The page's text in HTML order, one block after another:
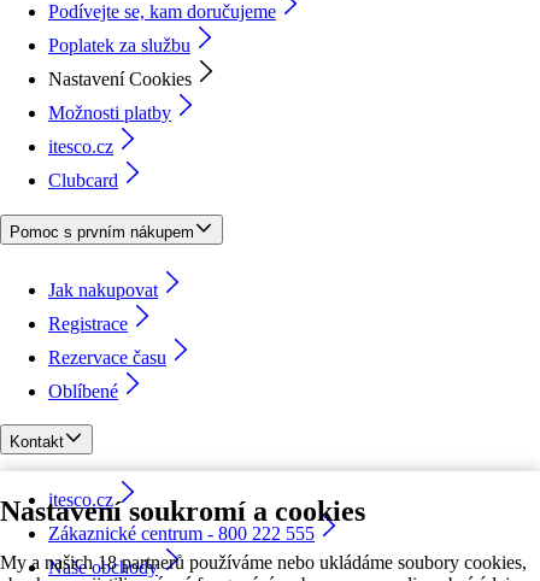
Nastavení soukromí a cookies
My a našich 18 partnerů používáme nebo ukládáme soubory cookies,
Podívejte se, kam doručujeme
Poplatek za službu
Nastavení Cookies
Možnosti platby
itesco.cz
Clubcard
Pomoc s prvním nákupem
Jak nakupovat
Registrace
Rezervace času
Oblíbené
Kontakt
itesco.cz
Zákaznické centrum - 800 222 555
Naše obchody